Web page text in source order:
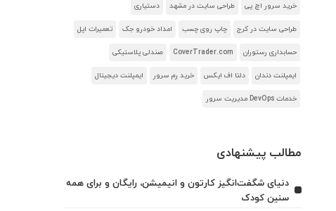
خرید سرور اچ پی طراحی سایت در مشهد دستیاری
طراحی سایت در کرج چاپ روی چسب امداد خودرو جک تعمیرات اپل
حسابداری رستوران CoverTrader.com صندلی پلاستیکی
ایمپلنت دندان دلتا اف ایکس خرید رم سرور ایمپلنت دیجیتال
خدمات DevOps مدیریت سرور
مطالب پیشنهادی
دنیای شگفت‌انگیز کارتون و انیمیشن، رایگان و برای همه
سنین کودک